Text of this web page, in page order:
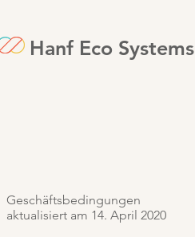
Hanf Eco Systems
Geschäftsbedingungen
aktualisiert am 14. April 2020